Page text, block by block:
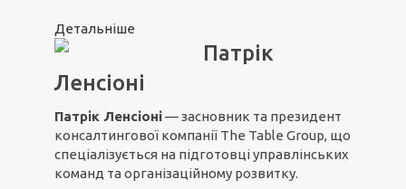
Детальніше
Патрік
Ленсіоні
Патрік Ленсіоні— засновник та президент
консалтингової компанії The Table Group, що
спеціалізується на підготовці управлінських
команд та організаційному розвитку.